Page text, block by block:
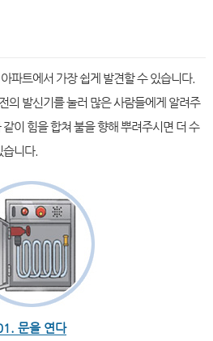
파트에서 가장 쉽게 발견할 수 있습니다.
의 발신기를 눌러 많은 사람들에게 알려주
이 힘을 합쳐 불을 향해 뿌려주시면 더 수
니다.
문을 연다